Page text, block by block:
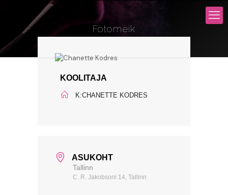
Fotomeik
KOOLITAJA
K:CHANETTE KODRES
ASUKOHT
Tallinn
C. R. Jakobsoni 14, Tallinn